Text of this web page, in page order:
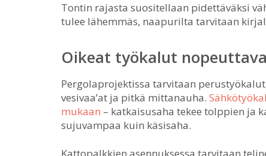
Tontin rajasta suositellaan pidettäväksi
tulee lähemmäs, naapurilta tarvitaan
Oikeat työkalut
Pergolaprojektissa tarvitaan
vesivaa’at ja pitkä mittanauha.
mukaan – katkaisusaha tekee tolppien ja
sujuvampaa kuin käsisaha.